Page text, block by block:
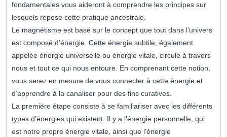
fondamentales vous aideront à comprendre les principes sur
lesquels repose cette pratique ancestrale.
Le magnétisme est basé sur le concept que tout dans l’univers
est composé d’énergie. Cette énergie subtile, également
appelée énergie universelle ou énergie vitale, circule à travers
nous et tout ce qui nous entoure. En comprenant cette notion,
vous serez en mesure de vous connecter à cette énergie et
d’apprendre à la canaliser pour des fins curatives.
La première étape consiste à se familiariser avec les différents
types d’énergies qui existent. Il y a l’énergie personnelle, qui
est notre propre énergie vitale, ainsi que l’énergie